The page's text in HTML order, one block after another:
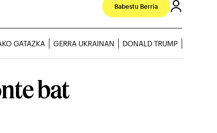
Babestu Berria
GATAZKA GERRA UKRAINAN DONALD TRUMP
bat